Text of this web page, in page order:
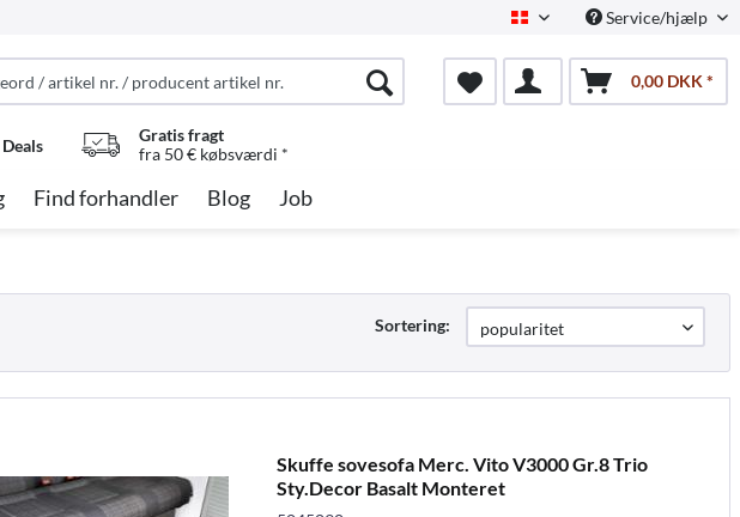
Dansk Service/hjælp
0,00 DKK *
Gratis fragt
fra 50 € købsværdi *
Find forhandler Blog Job
Sortering:
Skuffe sovesofa Merc. Vito V3000 Gr.8 Trio
Sty.Decor Basalt Monteret